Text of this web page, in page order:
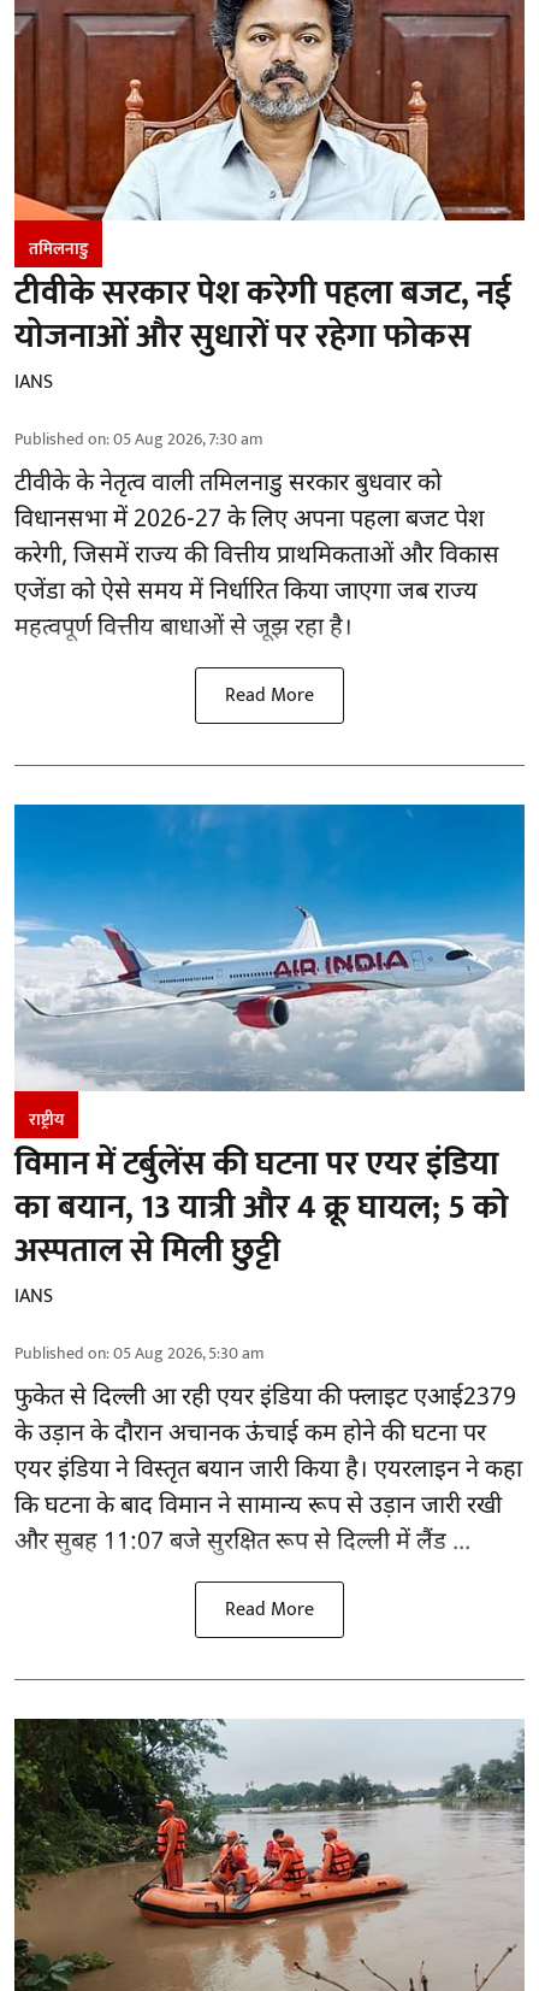
तमिलनाडु
टीवीके सरकार पेश करेगी पहला बजट, नई
योजनाओं और सुधारों पर रहेगा फोकस
IANS
Published on:05 Aug 2026, 7:30 am
टीवीके के नेतृत्व वालीतमिलनाडु सरकारबुधवार को
विधानसभा में 2026-27 के लिए अपना पहला बजट पेश
करेगी, जिसमें राज्य की वित्तीय प्राथमिकताओं और विकास
एजेंडा को ऐसे समय में निर्धारित किया जाएगा जब राज्य
महत्वपूर्ण वित्तीय बाधाओं से जूझ रहा है।
Read More
राष्ट्रीय
विमान में टर्बुलेंस की घटना पर एयर इंडिया
का बयान, 13 यात्री और 4 क्रू घायल; 5 को
अस्पताल से मिली छुट्टी
IANS
Published on:05 Aug 2026, 5:30 am
फुकेत सेदिल्लीआ रही एयर इंडिया की फ्लाइट एआई2379
के उड़ान के दौरान अचानक ऊंचाई कम होने की घटना पर
एयर इंडिया ने विस्तृत बयान जारी किया है। एयरलाइन ने कहा
कि घटना के बाद विमान ने सामान्य रूप से उड़ान जारी रखी
और सुबह 11:07 बजे सुरक्षित रूप से दिल्ली में लैंड ...
Read More